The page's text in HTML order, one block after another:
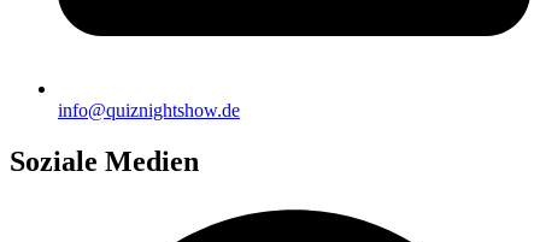
info@quiznightshow.de
Soziale Medien